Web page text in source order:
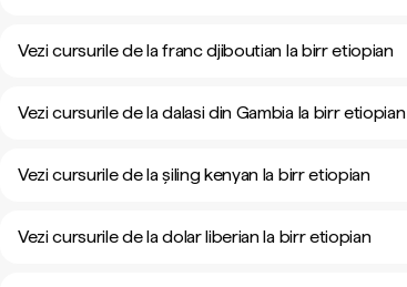
Vezi cursurile de la franc djiboutian la birr etiopian
Vezi cursurile de la dalasi din Gambia la birr etiopian
Vezi cursurile de la șiling kenyan la birr etiopian
Vezi cursurile de la dolar liberian la birr etiopian